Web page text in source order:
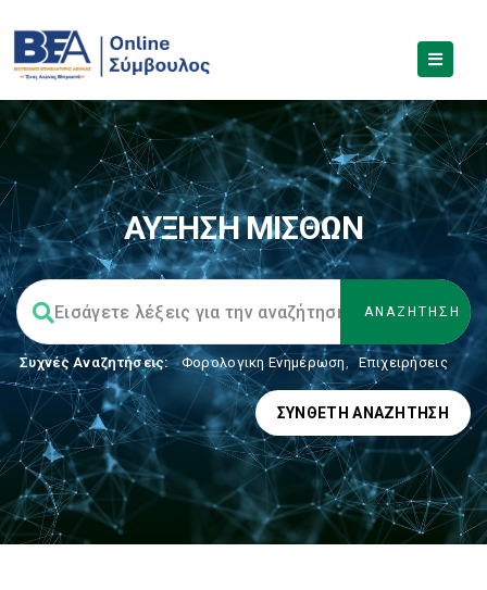
ΑΥΞΗΣΗ ΜΙΣΘΩΝ
Συχνές Αναζητήσεις: Φορολογικη Ενημέρωση, Επιχειρήσεις
ΣΎΝΘΕΤΗ ΑΝΑΖΉΤΗΣΗ